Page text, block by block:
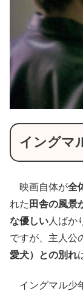
イングマ
映画自体が全
れた 田舎の風景
な優しい 人ばか
ですが、主人公
愛犬）との別れ
イングマル少